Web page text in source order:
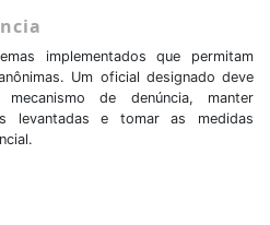
implementados que permitam
Um oficial designado deve
de denúncia, manter
levantadas e tomar as medidas